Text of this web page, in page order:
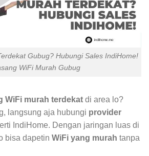
Gubug? Hubungi Sales IndiHome!
WiFi Murah Gubug
WiFi murah terdekat di area lo?
langsung aja hubungi provider
IndiHome. Dengan jaringan luas di
bisa dapetin WiFi yang murah tanpa